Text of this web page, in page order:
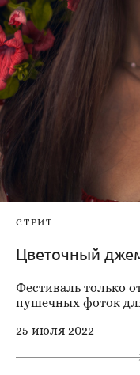
СТРИТ
Цветочный
Фестиваль только
пушечных фоток
25 июля 2022